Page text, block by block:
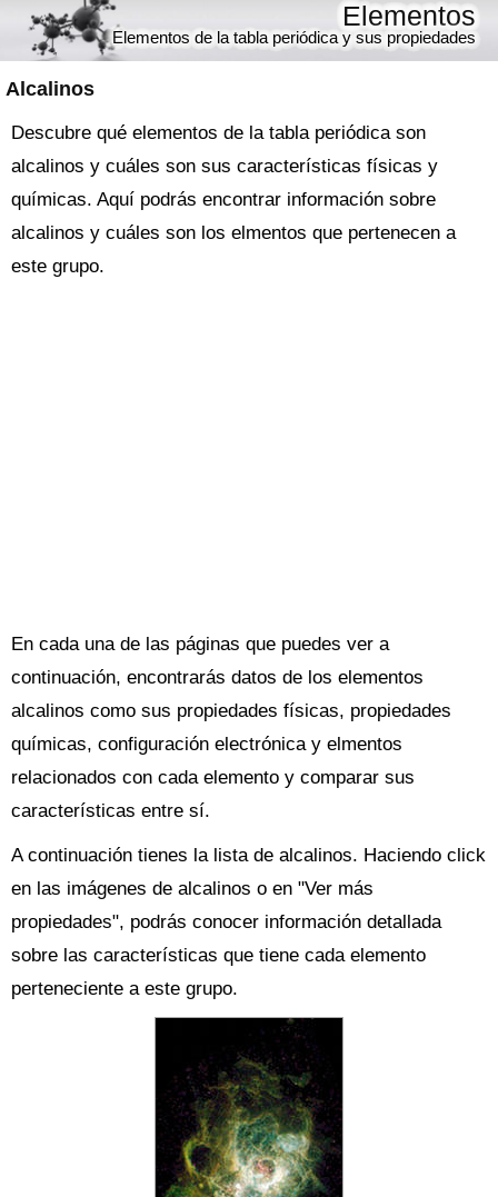
Alcalinos
Elementos
Elementos de la tabla periódica y sus propiedades
Descubre qué elementos de la tabla periódica son
alcalinos y cuáles son sus características físicas y
químicas. Aquí podrás encontrar información sobre
alcalinos y cuáles son los elmentos que pertenecen a
este grupo.
En cada una de las páginas que puedes ver a
continuación, encontrarás datos de los elementos
alcalinos como sus propiedades físicas, propiedades
químicas, configuración electrónica y elmentos
relacionados con cada elemento y comparar sus
características entre sí.
A continuación tienes la lista de alcalinos. Haciendo click
en las imágenes de alcalinos o en "Ver más
propiedades", podrás conocer información detallada
sobre las características que tiene cada elemento
perteneciente a este grupo.